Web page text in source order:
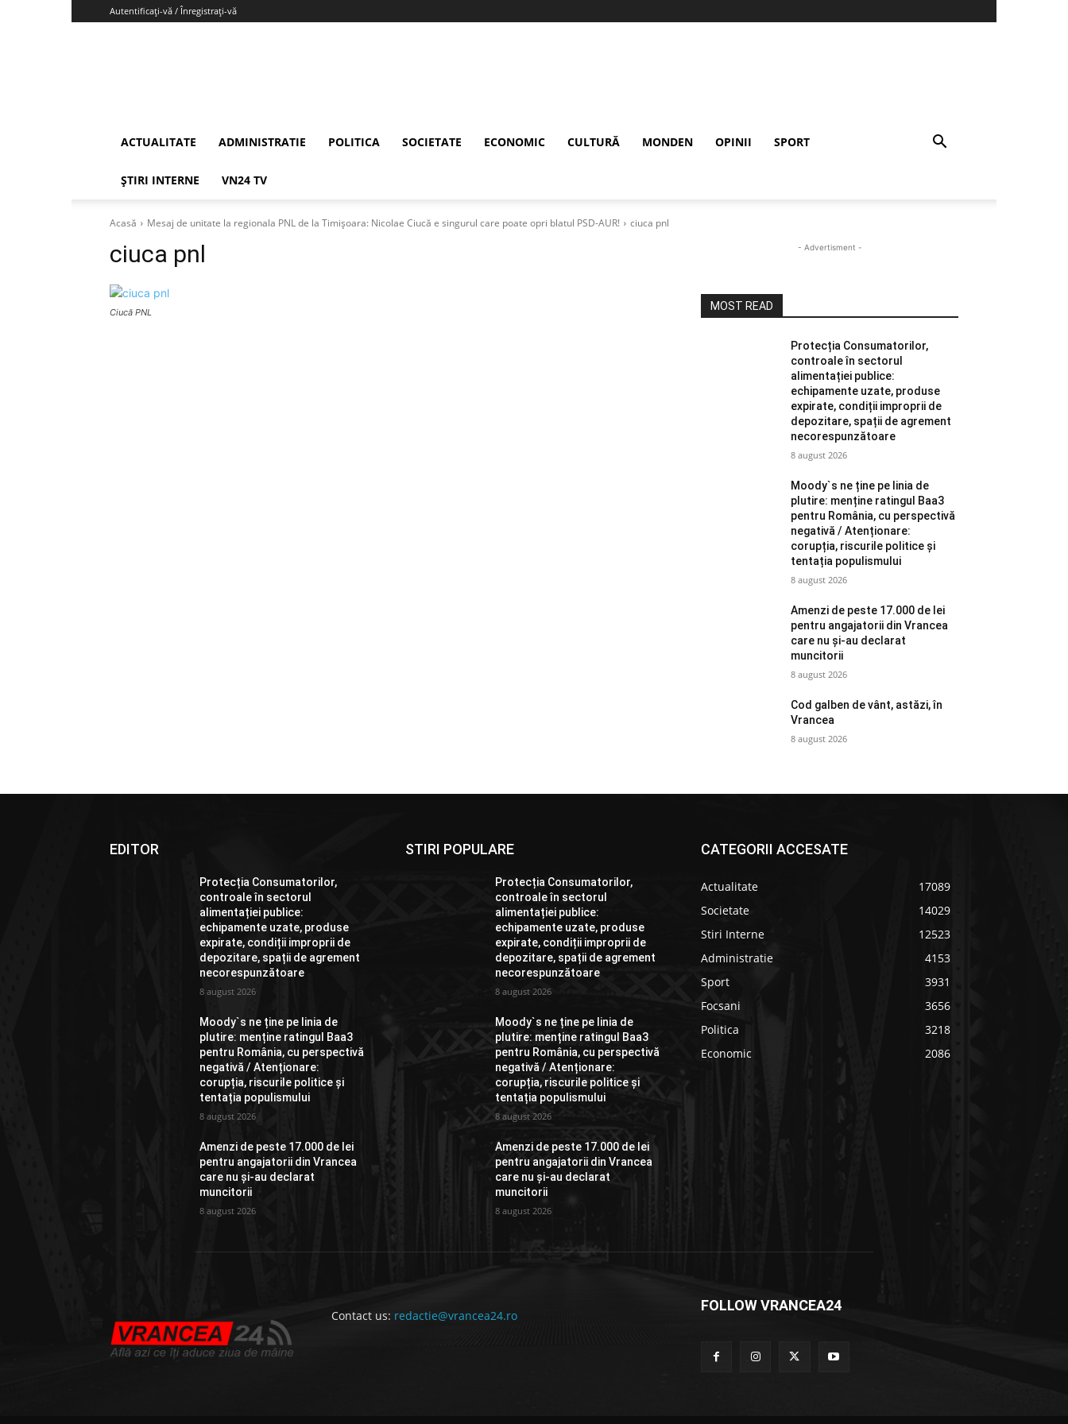
Autentificați-vă / Înregistrați-vă
ACTUALITATE ADMINISTRATIE POLITICA SOCIETATE ECONOMIC CULTURĂ MONDEN OPINII SPORT
ȘTIRI INTERNE VN24 TV
Acasă Mesaj de unitate la regionala PNL de la Timișoara: Nicolae Ciucă e singurul care poate opri blatul PSD-AUR! ciuca pnl
ciuca pnl
Ciucă PNL
- Advertisment -
MOST READ
Protecția Consumatorilor,
controale în sectorul
alimentației publice:
echipamente uzate, produse
expirate, condiții improprii de
depozitare, spații de agrement
necorespunzătoare
8 august 2026
Moody`s ne ține pe linia de
plutire: menține ratingul Baa3
pentru România, cu perspectivă
negativă / Atenționare:
corupția, riscurile politice și
tentația populismului
8 august 2026
Amenzi de peste 17.000 de lei
pentru angajatorii din Vrancea
care nu și-au declarat
muncitorii
8 august 2026
Cod galben de vânt, astăzi, în
Vrancea
8 august 2026
EDITOR
Protecția Consumatorilor,
controale în sectorul
alimentației publice:
echipamente uzate, produse
expirate, condiții improprii de
depozitare, spații de agrement
necorespunzătoare
8 august 2026
Moody`s ne ține pe linia de
plutire: menține ratingul Baa3
pentru România, cu perspectivă
negativă / Atenționare:
corupția, riscurile politice și
tentația populismului
8 august 2026
Amenzi de peste 17.000 de lei
pentru angajatorii din Vrancea
care nu și-au declarat
muncitorii
8 august 2026
STIRI POPULARE
Protecția Consumatorilor,
controale în sectorul
alimentației publice:
echipamente uzate, produse
expirate, condiții improprii de
depozitare, spații de agrement
necorespunzătoare
8 august 2026
Moody`s ne ține pe linia de
plutire: menține ratingul Baa3
pentru România, cu perspectivă
negativă / Atenționare:
corupția, riscurile politice și
tentația populismului
8 august 2026
Amenzi de peste 17.000 de lei
pentru angajatorii din Vrancea
care nu și-au declarat
muncitorii
8 august 2026
CATEGORII ACCESATE
Actualitate
17089
Societate
14029
Stiri Interne
12523
Administratie
4153
Sport
3931
Focsani
3656
Politica
3218
Economic
2086
Contact us: redactie@vrancea24.ro
FOLLOW VRANCEA24